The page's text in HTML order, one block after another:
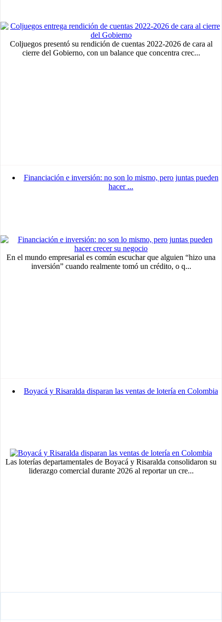
Coljuegos presentó su rendición de cuentas 2022-2026 de cara al
cierre del Gobierno, con un balance que concentra crec...
Financiación e inversión: no son lo mismo, pero juntas pueden
hacer ...
En el mundo empresarial es común escuchar que alguien “hizo una
inversión” cuando realmente tomó un crédito, o q...
Boyacá y Risaralda disparan las ventas de lotería en Colombia
Las loterías departamentales de Boyacá y Risaralda consolidaron su
liderazgo comercial durante 2026 al reportar un cre...